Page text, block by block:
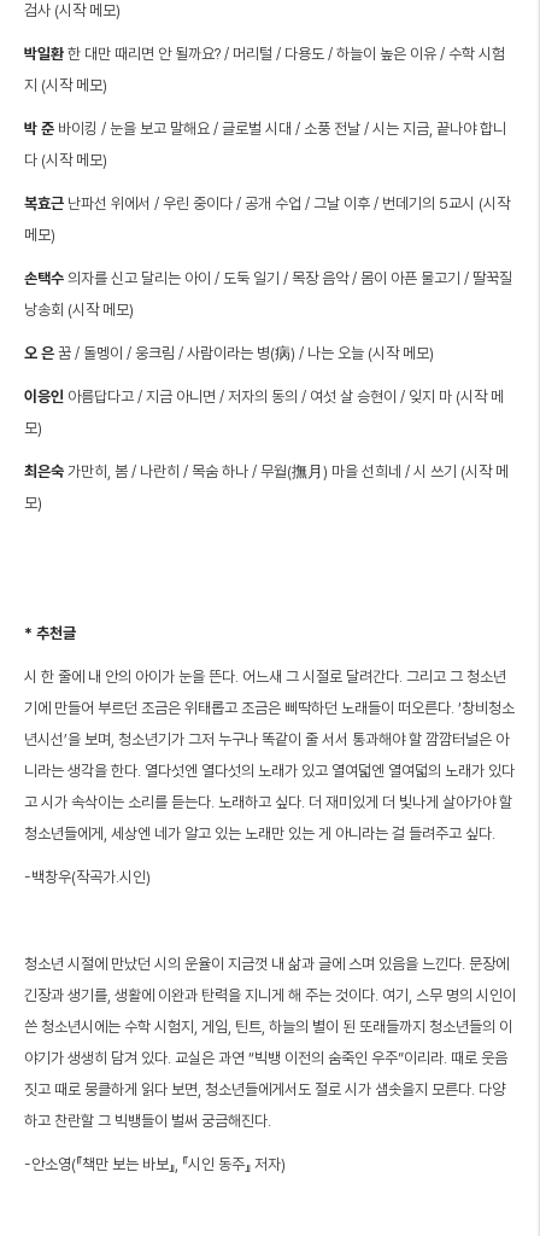
검사 (시작 메모)
박일환 한 대만 때리면 안 될까요? / 머리털 / 다용도 / 하늘이 높은 이유 / 수학 시험
지 (시작 메모)
박 준 바이킹 / 눈을 보고 말해요 / 글로벌 시대 / 소풍 전날 / 시는 지금, 끝나야 합니
다 (시작 메모)
복효근 난파선 위에서 / 우린 중이다 / 공개 수업 / 그날 이후 / 번데기의 5교시 (시작
메모)
손택수 의자를 신고 달리는 아이 / 도둑 일기 / 목장 음악 / 몸이 아픈 물고기 / 딸꾹질
낭송회 (시작 메모)
오 은 꿈 / 돌멩이 / 웅크림 / 사람이라는 병(病) / 나는 오늘 (시작 메모)
이응인 아름답다고 / 지금 아니면 / 저자의 동의 / 여섯 살 승현이 / 잊지 마 (시작 메
모)
최은숙 가만히, 봄 / 나란히 / 목숨 하나 / 무월(撫月) 마을 선희네 / 시 쓰기 (시작 메
모)
* 추천글
시 한 줄에 내 안의 아이가 눈을 뜬다. 어느새 그 시절로 달려간다. 그리고 그 청소년
기에 만들어 부르던 조금은 위태롭고 조금은 삐딱하던 노래들이 떠오른다. ‘창비청소
년시선’을 보며, 청소년기가 그저 누구나 똑같이 줄 서서 통과해야 할 깜깜터널은 아
니라는 생각을 한다. 열다섯엔 열다섯의 노래가 있고 열여덟엔 열여덟의 노래가 있다
고 시가 속삭이는 소리를 듣는다. 노래하고 싶다. 더 재미있게 더 빛나게 살아가야 할
청소년들에게, 세상엔 네가 알고 있는 노래만 있는 게 아니라는 걸 들려주고 싶다.
-백창우(작곡가․시인)
청소년 시절에 만났던 시의 운율이 지금껏 내 삶과 글에 스며 있음을 느낀다. 문장에
긴장과 생기를, 생활에 이완과 탄력을 지니게 해 주는 것이다. 여기, 스무 명의 시인이
쓴 청소년시에는 수학 시험지, 게임, 틴트, 하늘의 별이 된 또래들까지 청소년들의 이
야기가 생생히 담겨 있다. 교실은 과연 “빅뱅 이전의 숨죽인 우주”이리라. 때로 웃음
짓고 때로 뭉클하게 읽다 보면, 청소년들에게서도 절로 시가 샘솟을지 모른다. 다양
하고 찬란할 그 빅뱅들이 벌써 궁금해진다.
-안소영(『책만 보는 바보』, 『시인 동주』 저자)